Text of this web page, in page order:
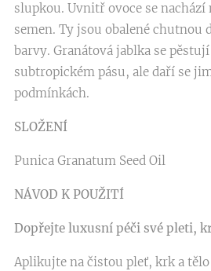
slupkou. Uvnitř ovoce se
semen. Ty jsou obalené chutnou
barvy. Granátová jablka se
subtropickém pásu, ale daří se
podmínkách.
SLOŽENÍ
Punica Granatum Seed Oil
NÁVOD K POUŽITÍ
Dopřejte luxusní péči své pleti,
Aplikujte na čistou pleť, krk a tělo